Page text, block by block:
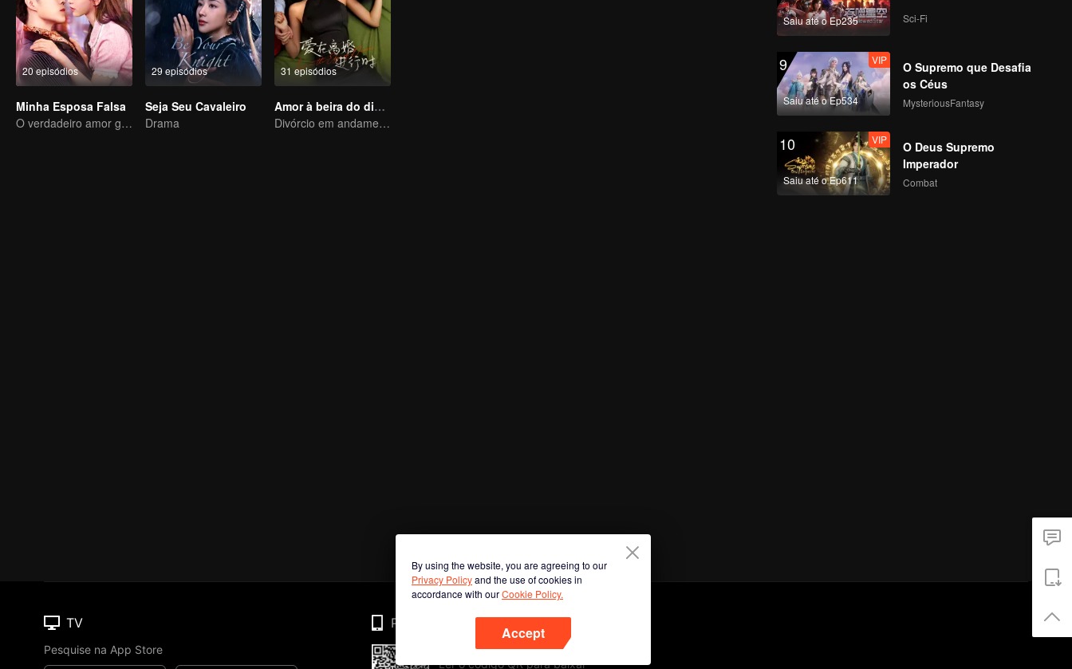
20 episódios
Minha Esposa Falsa
O verdadeiro amor gerado no casamento substituto
29 episódios
Seja Seu Cavaleiro
Drama
31 episódios
Amor à beira do divórcio
Divórcio em andamento, paixão no momento certo
Saiu até o Ep235 Sci-Fi
9
Saiu até o Ep534
VIP
O Supremo que Desafia
os Céus
MysteriousFantasy
10
Saiu até o Ep611
VIP
O Deus Supremo
Imperador
Combat
By using the website, you are agreeing to our
Privacy Policyand the use of cookies in
accordance with ourCookie Policy.
Accept
TV
Pesquise na App Store
Phone
Ler o código QR para baixar